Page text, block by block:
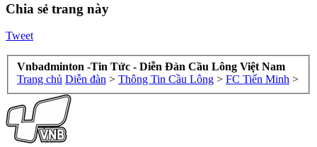
Chia sẻ trang này
Tweet
Vnbadminton -Tin Tức - Diễn Đàn Cầu Lông Việt Nam
Trang chủ Diễn đàn > Thông Tin Cầu Lông > FC Tiến Minh >